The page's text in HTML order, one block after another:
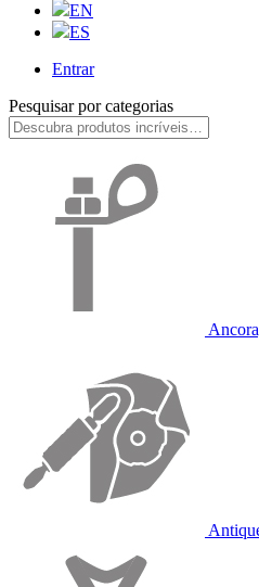
EN
ES
account
menu
Entrar
Pesquisar por categorias